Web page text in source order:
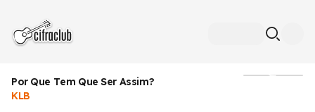
Por Que Tem Que Ser Assim?
KLB